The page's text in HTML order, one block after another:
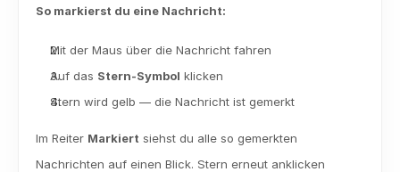
So markierst du eine Nachricht:
Mit der Maus über die Nachricht fahren
Auf das Stern-Symbol klicken
Stern wird gelb — die Nachricht ist gemerkt
Im Reiter Markiert siehst du alle so gemerkten
Nachrichten auf einen Blick. Stern erneut anklicken